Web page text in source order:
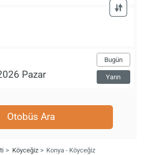
Bugün
Yarın
Otobüs Ara
Köyceğiz Konya - Köyceğiz